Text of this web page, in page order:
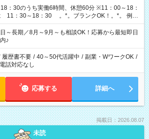
：30のうち実働6時間、休憩60分 ※11：00～18：
：30 。*。ブランクOK！。*。 例え
宅/財団法人/事務/コールセンター/受付/販売/カフェ
イーツ販売/ホテルフロント/化粧品販売/など 様々な
して活躍されています♪
～長期／8月～9月～も相談OK！応募から最短即日
♪
履歴書不要 / 40～50代活躍中 / 副業・WワークOK /
電話対応なし
応募する 詳細へ
掲載日：2026.08.07
未読